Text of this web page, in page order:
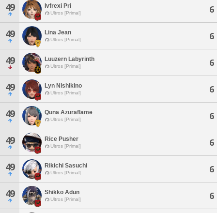
49 Ivfrexi Pri
Ultros [Primal] 6
49 Lina Jean
Ultros [Primal] 6
49 Luuzern Labyrinth
Ultros [Primal] 6
49 Lyn Nishikino
Ultros [Primal] 6
49 Quna Azuraflame
Ultros [Primal] 6
49 Rice Pusher
Ultros [Primal] 6
49 Rikichi Sasuchi
Ultros [Primal] 6
49 Shikko Adun
Ultros [Primal] 6